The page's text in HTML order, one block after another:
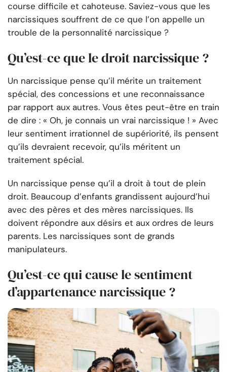
course difficile et cahoteuse. Saviez-vous que les
narcissiques souffrent de ce que l’on appelle un
trouble de la personnalité narcissique ?
Qu’est-ce que le droit narcissique ?
Un narcissique pense qu’il mérite un traitement
spécial, des concessions et une reconnaissance
par rapport aux autres. Vous êtes peut-être en train
de dire : « Oh, je connais un vrai narcissique ! » Avec
leur sentiment irrationnel de supériorité, ils pensent
qu’ils devraient recevoir, qu’ils méritent un
traitement spécial.
Un narcissique pense qu’il a droit à tout de plein
droit. Beaucoup d’enfants grandissent aujourd’hui
avec des pères et des mères narcissiques. Ils
doivent répondre aux désirs et aux ordres de leurs
parents. Les narcissiques sont de grands
manipulateurs.
Qu’est-ce qui cause le sentiment
d’appartenance narcissique ?